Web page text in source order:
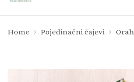
Home Pojedinačni čajevi Orah